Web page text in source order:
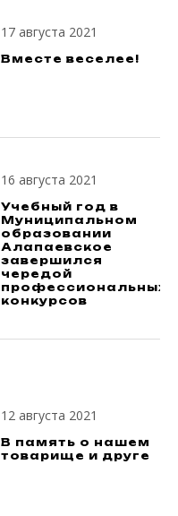
17 августа 2021
Вместе веселее!
16 августа 2021
Учебный год в
Муниципальном
образовании
Алапаевское
завершился
чередой
профессиональных
конкурсов
12 августа 2021
В память о нашем
товарище и друге